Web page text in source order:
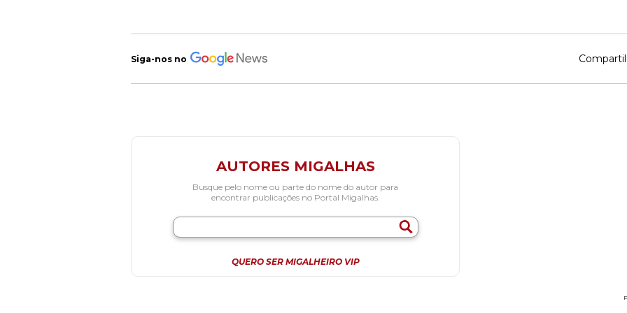
Siga-nos no
AUTORES MIGALHAS
Busque pelo nome ou parte do nome do autor para
encontrar publicações no Portal Migalhas.
QUERO SER MIGALHEIRO VIP